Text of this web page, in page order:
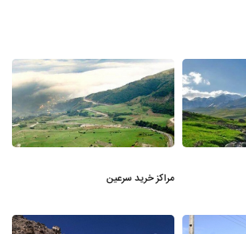
مراکز خرید سرعین